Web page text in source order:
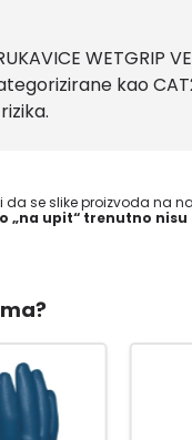
WETGRIP
kao
da se slike proizvoda na
„na upit“ trenutno